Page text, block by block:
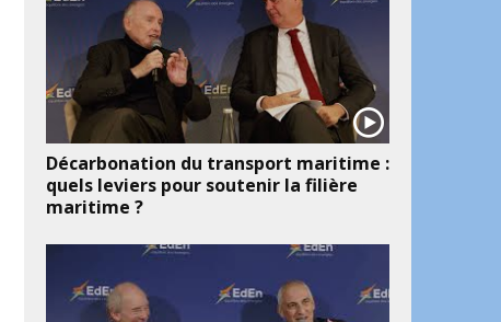
Décarbonation du transport maritime :
quels leviers pour soutenir la filière
maritime ?